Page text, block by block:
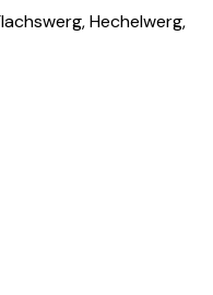
Hechelwerg,